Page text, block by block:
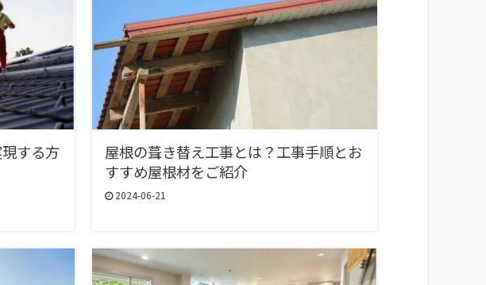
する方
屋根の葺き替え工事とは？工事手順とお
すすめ屋根材をご紹介
2024-06-21